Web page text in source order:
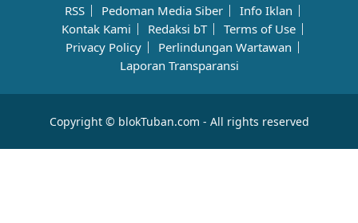
RSS Pedoman Media Siber
Info Iklan
Kontak Kami
Redaksi bT
Terms of Use
Privacy Policy
Perlindungan Wartawan
Laporan Transparansi
Copyright © blokTuban.com - All rights reserved